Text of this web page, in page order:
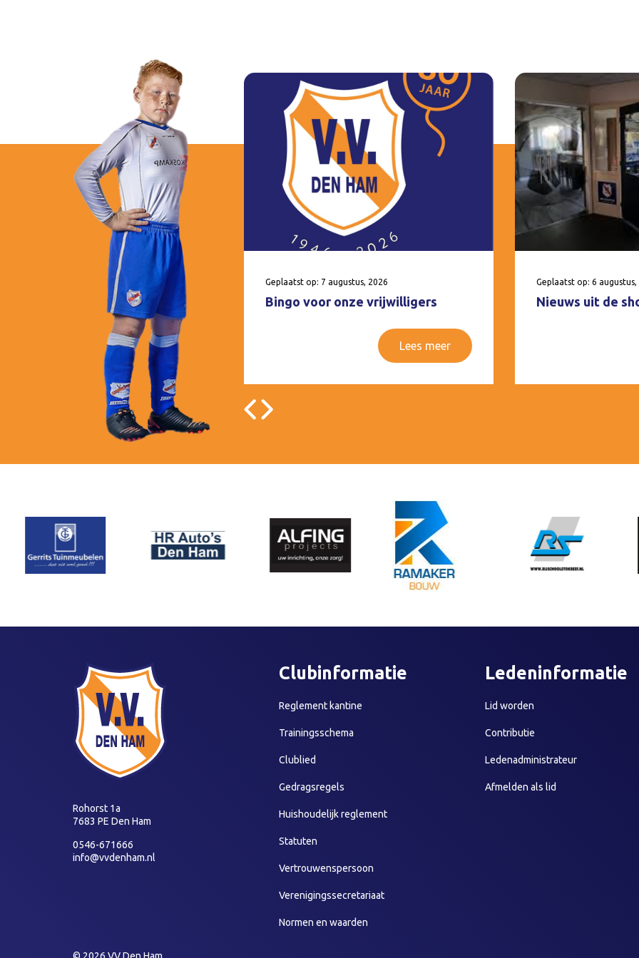
Geplaatst op: 7 augustus, 2026
Bingo voor onze vrijwilligers
Lees meer
Geplaatst op: 6 augustus,
Nieuws uit de
Rohorst 1a
7683 PE Den Ham
0546-671666
info@vvdenham.nl
Clubinformatie
Reglement kantine
Trainingsschema
Clublied
Gedragsregels
Huishoudelijk reglement
Statuten
Vertrouwenspersoon
Verenigingssecretariaat
Normen en waarden
Ledeninformatie
Lid worden
Contributie
Ledenadministrateur
Afmelden als lid